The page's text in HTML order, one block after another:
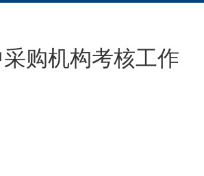
购机构考核工作